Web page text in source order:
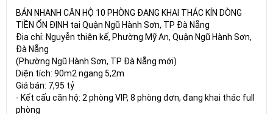
BÁN NHANH CĂN HỘ 10 PHÒNG ĐANG KHAI THÁC KÍN DÒNG
TIỀN ỔN ĐỊNH tại Quận Ngũ Hành Sơn, TP Đà Nẵng
Địa chỉ: Nguyễn thiện kế, Phường Mỹ An, Quận Ngũ Hành Sơn,
Đà Nẵng
(Phường Ngũ Hành Sơn, TP Đà Nẵng mới)
Diện tích: 90m2 ngang 5,2m
Giá bán: 7,95 tỷ
- Kết cấu căn hộ: 2 phòng VIP, 8 phòng đơn, đang khai thác full
phòng